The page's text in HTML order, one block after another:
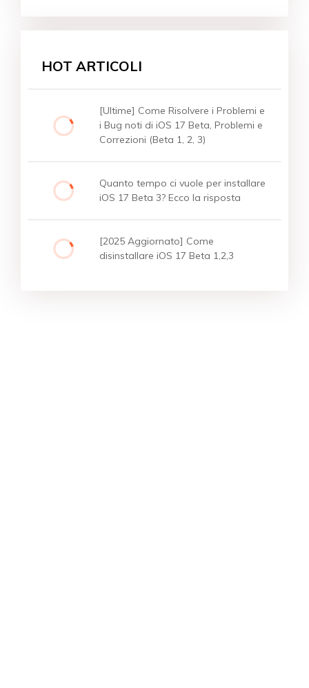
HOT ARTICOLI
[Ultime] Come Risolvere i Problemi e
i Bug noti di iOS 17 Beta, Problemi e
Correzioni (Beta 1, 2, 3)
Quanto tempo ci vuole per installare
iOS 17 Beta 3? Ecco la risposta
[2025 Aggiornato] Come
disinstallare iOS 17 Beta 1,2,3